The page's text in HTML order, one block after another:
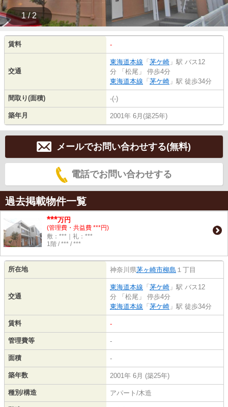
1 / 2
賃料 -
交通
東海道本線 「 茅ケ崎 」駅 バス12
分 「松尾」 停歩4分
東海道本線 「 茅ケ崎 」駅 徒歩34分
間取り(面積) -(-)
築年月 2001年 6月(築25年)
メールでお問い合わせする(無料)
電話でお問い合わせする
過去掲載物件一覧
***万円
(管理費・共益費 ***円)
敷：***｜礼：***
1階 / *** / ***
所在地 神奈川県茅ヶ崎市柳島 １丁目
交通
東海道本線 「 茅ケ崎 」駅 バス12
分 「松尾」 停歩4分
東海道本線 「 茅ケ崎 」駅 徒歩34分
賃料 -
管理費等 -
面積 -
築年数 2001年 6月 (築25年)
種別/構造 アパート/木造